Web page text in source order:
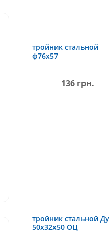
тройник стальной
ф76х57
136 грн.
тройник стальной Ду
50х32х50 ОЦ